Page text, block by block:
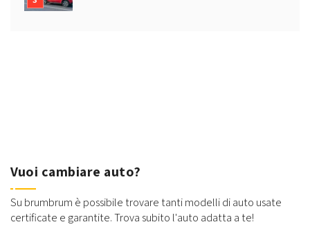
Vuoi cambiare auto?
Su brumbrum è possibile trovare tanti modelli di auto usate
certificate e garantite. Trova subito l'auto adatta a te!